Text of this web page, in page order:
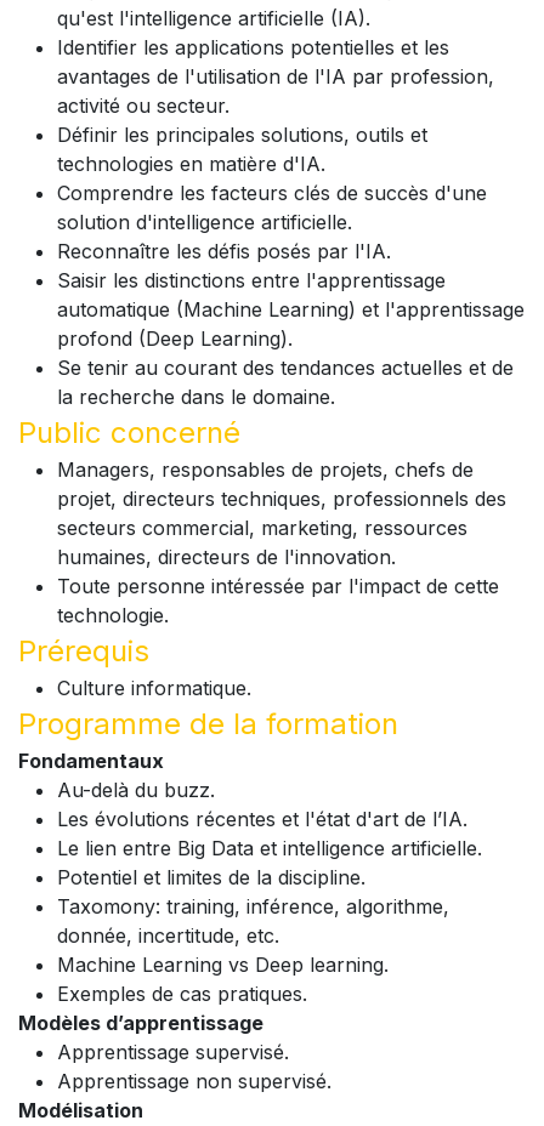
qu'est l'intelligence artificielle (IA).
Identifier les applications potentielles et les
avantages de l'utilisation de l'IA par profession,
activité ou secteur.
Définir les principales solutions, outils et
technologies en matière d'IA.
Comprendre les facteurs clés de succès d'une
solution d'intelligence artificielle.
Reconnaître les défis posés par l'IA.
Saisir les distinctions entre l'apprentissage
automatique (Machine Learning) et l'apprentissage
profond (Deep Learning).
Se tenir au courant des tendances actuelles et de
la recherche dans le domaine.
Public concerné
Managers, responsables de projets, chefs de
projet, directeurs techniques, professionnels des
secteurs commercial, marketing, ressources
humaines, directeurs de l'innovation.
Toute personne intéressée par l'impact de cette
technologie.
Prérequis
Culture informatique.
Programme de la formation
Fondamentaux
Au-delà du buzz.
Les évolutions récentes et l'état d'art de l’IA.
Le lien entre Big Data et intelligence artificielle.
Potentiel et limites de la discipline.
Taxomony: training, inférence, algorithme,
donnée, incertitude, etc.
Machine Learning vs Deep learning.
Exemples de cas pratiques.
Modèles d’apprentissage
Apprentissage supervisé.
Apprentissage non supervisé.
Modélisation